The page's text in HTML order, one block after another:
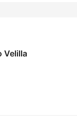
Velilla